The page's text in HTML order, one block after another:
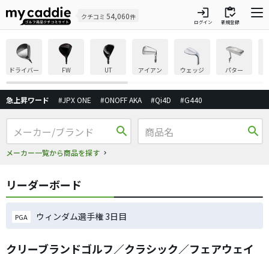
クチコミ 54,060件 login
ログイン
inventory
新規登録
ドライバー FW UT アイアン ウェッジ パター
急上昇ワード #JPX ONE #ONOFF AKA #Qi4D #G440
search
メーカー一覧から商品を探す
search
リーダーボード
PGA ウィンダム選手権 3日目
クリーブランドゴルフ／クラシック／フェアウェイ